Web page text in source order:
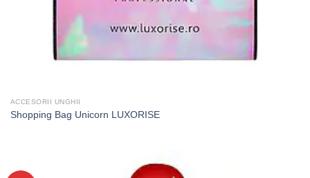
ACCESORII UNGHII
Shopping Bag Unicorn LUXORISE